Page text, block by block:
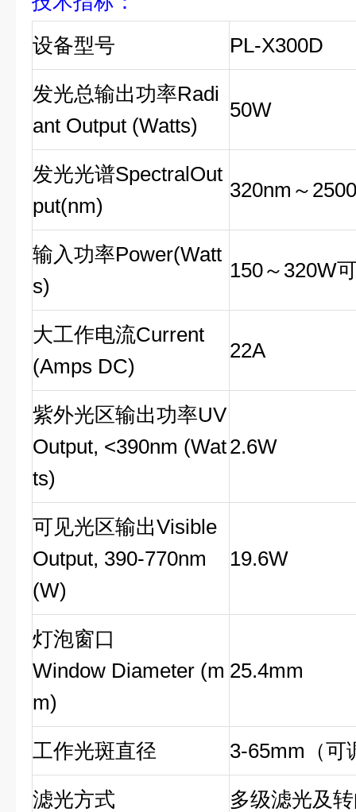
设备型号
PL-X300D
发光总输出功率Radi
ant Output (Watts)
50W
发光光谱SpectralOut
put(nm)
320nm～ 25
输入功率Power(Watt
s)
150～320W
大工作电流Current
(Amps DC)
22A
紫外光区输出功率UV
Output, <390nm (Wat
ts)
2.6W
可见光区输出Visible
Output, 390-770nm
(W)
19.6W
灯泡窗口
Window Diameter (m
m)
25.4mm
工作光斑直径 3-65mm （
滤光方式 多级滤光及